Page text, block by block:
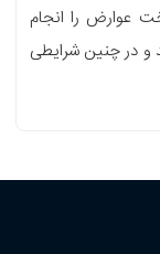
عوارض را انجام
و در چنین شرایطی